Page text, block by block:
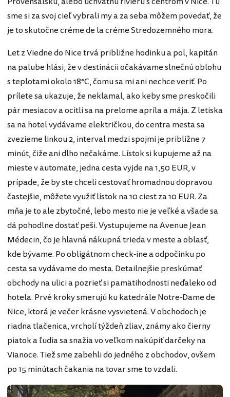
sme si za svoj cieľ vybrali my a za seba môžem povedať, že
je to skutočne créme de la créme Stredozemného mora.
Let z Viedne do Nice trvá približne hodinku a pol, kapitán
na palube hlási, že v destinácii očakávame slnečnú oblohu
s teplotami okolo 18°C, čomu sa mi ani nechce veriť. Po
prílete sa ukazuje, že neklamal, ako keby sme preskočili
pár mesiacov a ocitli sa na prelome apríla a mája. Z letiska
sa na hotel vydávame električkou, do centra mesta sa
zvezieme linkou 2, interval medzi spojmi je približne 7
minút, čiže ani dlho nečakáme. Lístok si kupujeme až na
mieste v automate, jedna cesta vyjde na 1,50 EUR, v
prípade, že by ste chceli cestovať hromadnou dopravou
častejšie, môžete využiť lístok na 10 ciest za 10 EUR. Za
mňa je to ale zbytočné, lebo mesto nie je veľké a všade sa
dá pohodlne dostať peši. Vystupujeme na Avenue Jean
Médecin, čo je hlavná nákupná trieda v meste a oblasť,
kde bývame. Po obligátnom check-ine a odpočinku po
cesta sa vydávame do mesta. Detailnejšie preskúmať
obchody na ulici a pozrieť si pamätihodnosti neďaleko od
hotela. Prvé kroky smerujú ku katedrále Notre-Dame de
Nice, ktorá je večer krásne vysvietená. V obchodoch je
riadna tlačenica, vrcholí týždeň zliav, známy ako čierny
piatok a ľudia sa snažia vo veľkom nakúpiť darčeky na
Vianoce. Tiež sme zabehli do jedného z obchodov, ovšem
po 15 minútach čakania na tovar sme to vzdali.